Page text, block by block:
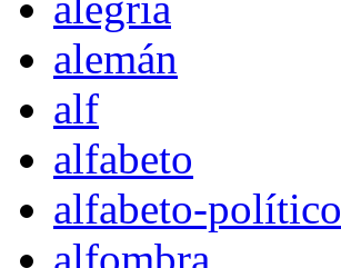
alemán
alf
alfabeto
alfabeto-político